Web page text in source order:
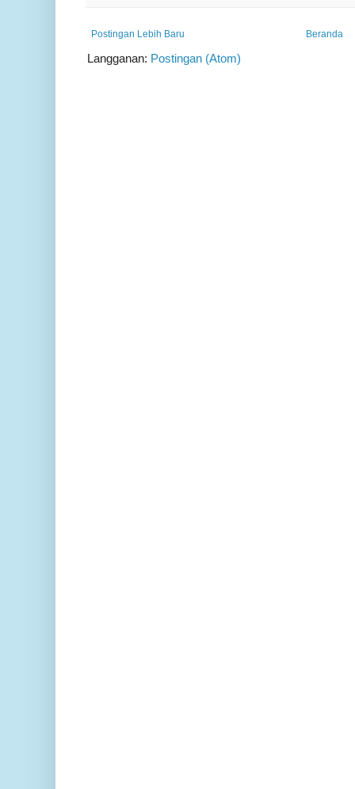
Postingan Lebih Baru Beranda
Langganan: Postingan (Atom)